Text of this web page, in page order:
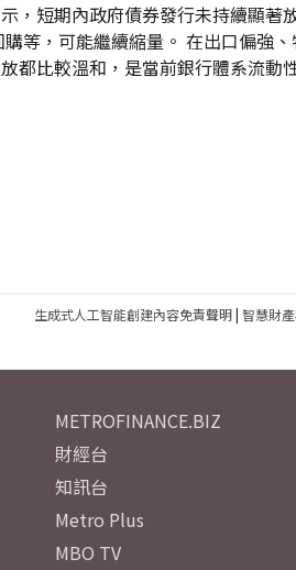
，短期內政府債券發行未持續顯
等，可能繼續縮量。 在出口偏強
都比較溫和，是當前銀行體系流動
生成式人工智能創建內容免責聲明| 智慧財
METROFINANCE.BIZ
財經台
知訊台
Metro Plus
MBO TV